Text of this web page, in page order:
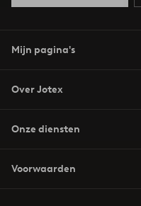
Mijn pagina's
Over Jotex
Onze diensten
Voorwaarden